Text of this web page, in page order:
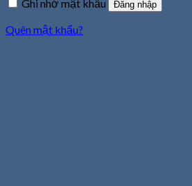
Ghi nhớ mật khẩu Đăng nhập
Quên mật khẩu?